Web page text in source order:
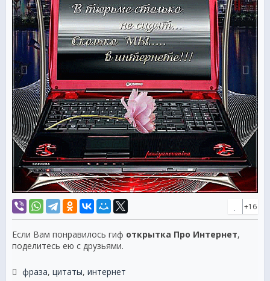
+16
Если Вам понравилось гиф открытка Про Интернет,
поделитесь ею с друзьями.
фраза, цитаты, интернет